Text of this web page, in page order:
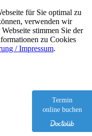
für Sie optimal zu
verwenden wir
stimmen Sie der
zu Cookies
/ Impressum.
Termin
online buchen